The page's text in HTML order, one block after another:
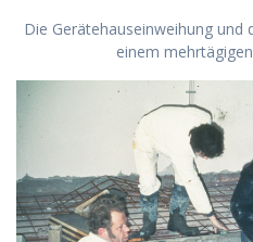
Die Gerätehauseinweihung
einem